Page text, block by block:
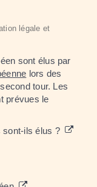
légale et
sont élus par
lors des
tour. Les
prévues le
sont-ils élus ?